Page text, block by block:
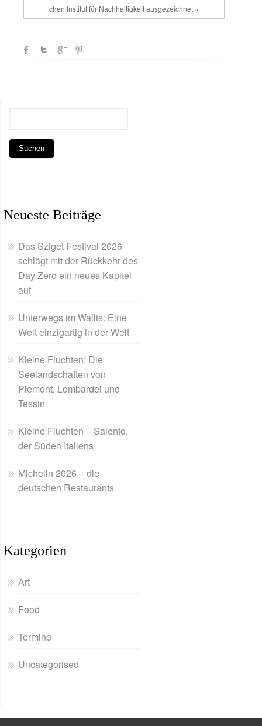
chen Institut für Nachhaltigkeit ausgezeichnet »
Neueste Beiträge
Das Sziget Festival 2026
schlägt mit der Rückkehr des
Day Zero ein neues Kapitel
auf
Unterwegs im Wallis: Eine
Welt einzigartig in der Welt
Kleine Fluchten: Die
Seelandschaften von
Piemont, Lombardei und
Tessin
Kleine Fluchten – Salento,
der Süden Italiens
Michelin 2026 – die
deutschen Restaurants
Kategorien
Art
Food
Termine
Uncategorised